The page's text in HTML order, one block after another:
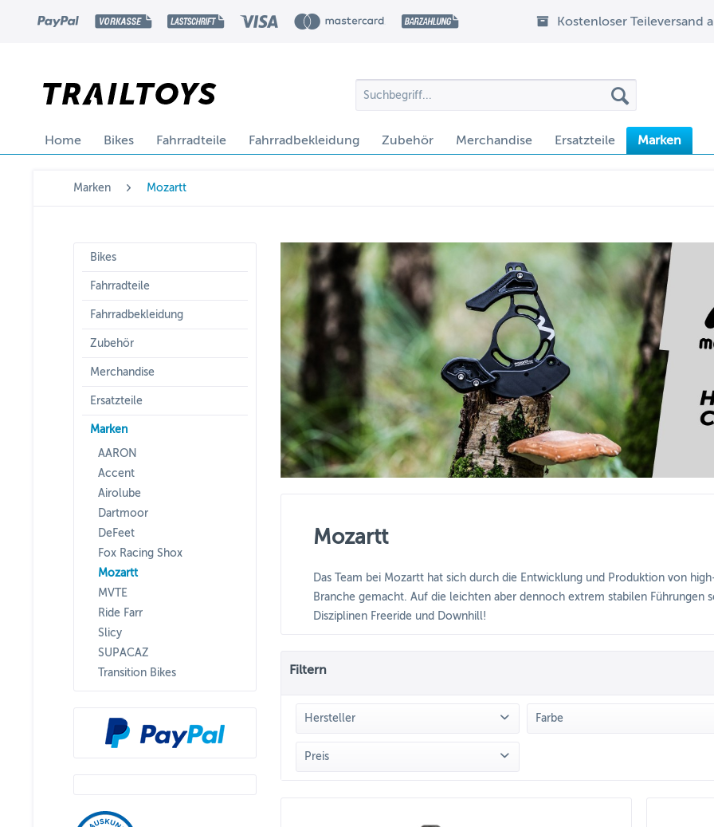
Kostenloser Teileversand
Home Bikes Fahrradteile Fahrradbekleidung Zubehör Merchandise Ersatzteile Marken
Marken Mozartt
Bikes
Fahrradteile
Fahrradbekleidung
Zubehör
Merchandise
Ersatzteile
Marken
AARON
Accent
Airolube
Dartmoor
DeFeet
Fox Racing Shox
Mozartt
MVTE
Ride Farr
Slicy
SUPACAZ
Transition Bikes
Mozartt
Das Team bei Mozartt hat sich durch die Entwicklung und Produktion von
Branche gemacht. Auf die leichten aber dennoch extrem stabilen Führungen
Disziplinen Freeride und Downhill!
Filtern
Hersteller
MOZARTT
Farbe
Preis